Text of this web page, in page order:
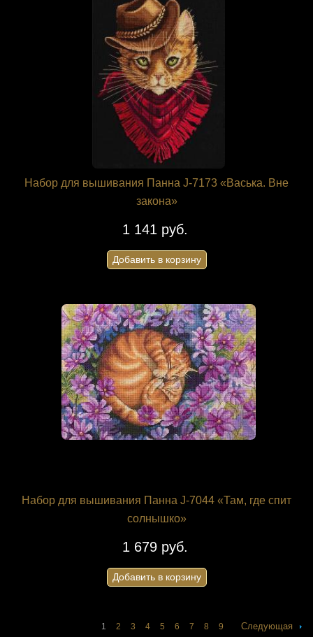
Набор для вышивания Панна J-7173 «Васька. Вне
закона»
1 141 руб.
Добавить в корзину
Набор для вышивания Панна J-7044 «Там, где спит
солнышко»
1 679 руб.
Добавить в корзину
1 2 3 4 5 6 7 8 9 Следующая